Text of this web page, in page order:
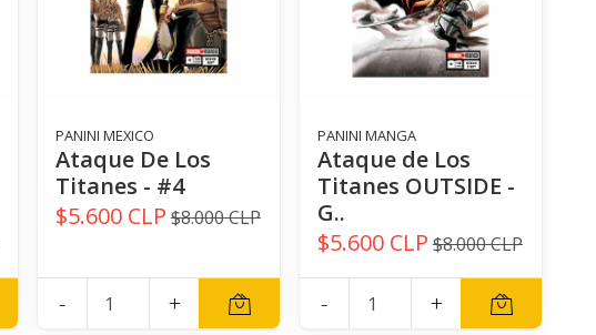
PANINI MEXICO
Ataque De Los
Titanes - #4
$5.600 CLP $8.000 CLP
- +
PANINI MANGA
Ataque de Los
Titanes OUTSIDE -
G..
$5.600 CLP $8.000 CLP
- +